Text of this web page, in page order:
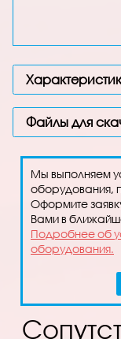
Файлы для
Мы выполняем
оборудования,
Оформите
Вами в
Подробнее об
оборудования.